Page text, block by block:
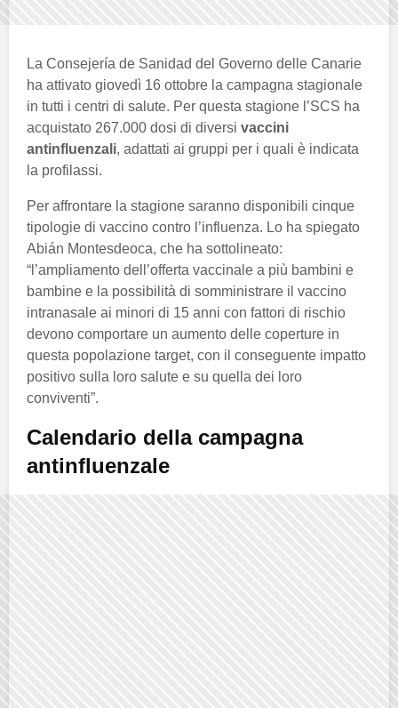
La Consejería de Sanidad del Governo delle Canarie
ha attivato giovedì 16 ottobre la campagna stagionale
in tutti i centri di salute. Per questa stagione l’SCS ha
acquistato 267.000 dosi di diversi vaccini
antinfluenzali, adattati ai gruppi per i quali è indicata
la profilassi.
Per affrontare la stagione saranno disponibili cinque
tipologie di vaccino contro l’influenza. Lo ha spiegato
Abián Montesdeoca, che ha sottolineato:
“l’ampliamento dell’offerta vaccinale a più bambini e
bambine e la possibilità di somministrare il vaccino
intranasale ai minori di 15 anni con fattori di rischio
devono comportare un aumento delle coperture in
questa popolazione target, con il conseguente impatto
positivo sulla loro salute e su quella dei loro
conviventi”.
Calendario della campagna
antinfluenzale